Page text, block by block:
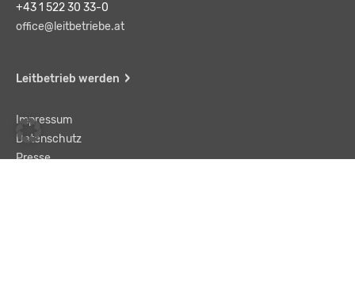
+43 1 522 30 33-0
office@leitbetriebe.at
Leitbetrieb werden
Impressum
Datenschutz
Presse